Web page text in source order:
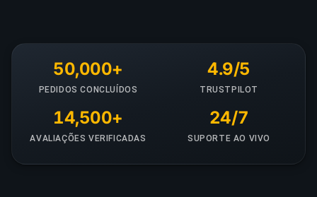
50,000+
PEDIDOS CONCLUÍDOS
4.9/5
TRUSTPILOT
14,500+
AVALIAÇÕES VERIFICADAS
24/7
SUPORTE AO VIVO